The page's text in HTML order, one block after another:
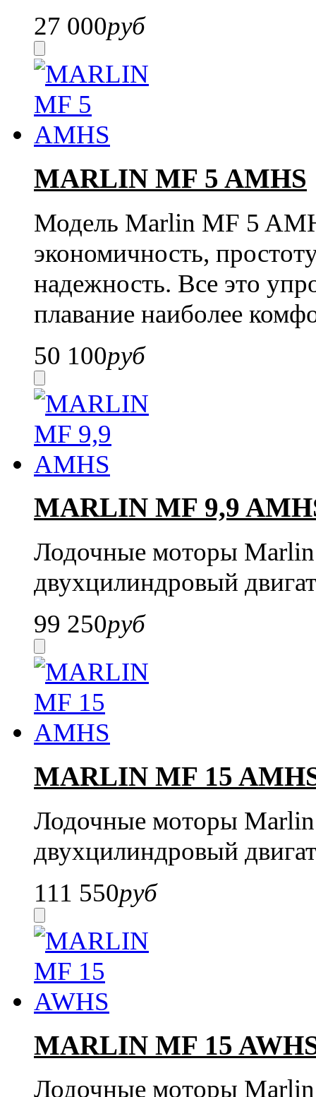
27 000руб
MARLIN MF 5 AMHS
Модель Marlin MF 5
экономичность,
надежность. Все это
плавание наиболее
50 100руб
MARLIN MF 9,9
Лодочные моторы
двухцилиндровый
99 250руб
MARLIN MF 15
Лодочные моторы
двухцилиндровый
111 550руб
MARLIN MF 15
Лодочные моторы